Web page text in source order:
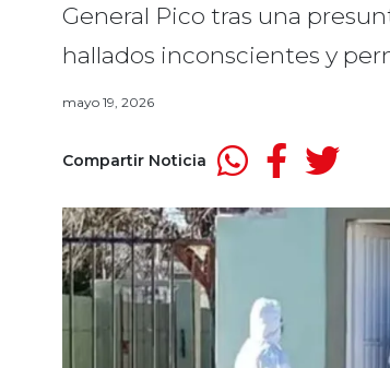
General Pico tras una
hallados inconscientes y
mayo 19, 2026
Compartir Noticia